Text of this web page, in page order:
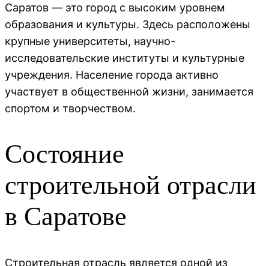
Саратов — это город с высоким уровнем
образования и культуры. Здесь расположены
крупные университеты, научно-
исследовательские институты и культурные
учреждения. Население города активно
участвует в общественной жизни, занимается
спортом и творчеством.
Состояние
строительной отрасли
в Саратове
Строительная отрасль является одной из